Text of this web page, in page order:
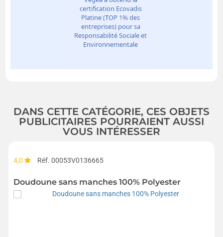
DANS CETTE CATÉGORIE, CES OBJETS
PUBLICITAIRES POURRAIENT AUSSI
VOUS INTÉRESSER
4,0 Réf. 00053V0136665
Doudoune sans manches 100% Polyester